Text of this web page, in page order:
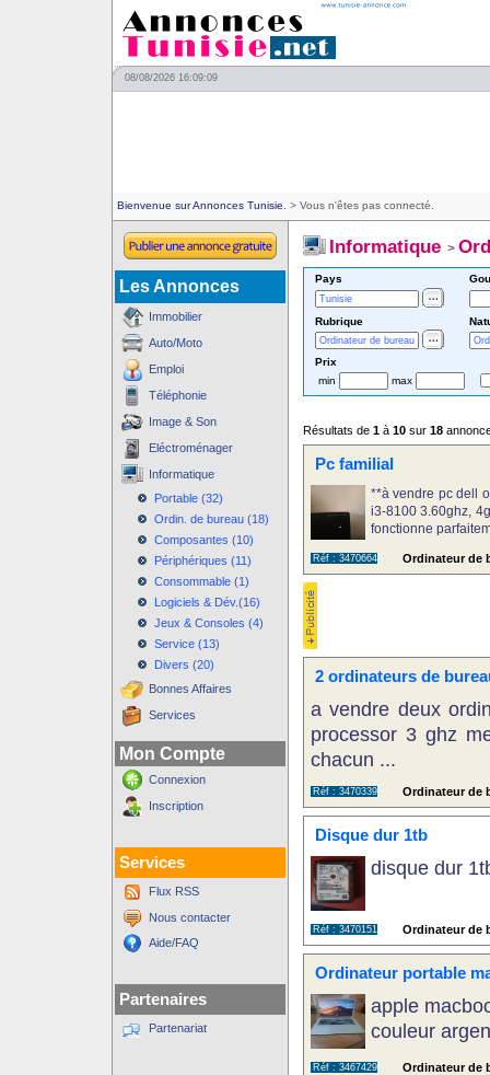
08/08/2026 16:09:09
Bienvenue sur Annonces Tunisie. > Vous n'êtes pas connecté.
Les Annonces
Immobilier
Auto/Moto
Emploi
Téléphonie
Image & Son
Eléctroménager
Informatique
Portable (32)
Ordin. de bureau (18)
Composantes (10)
Périphériques (11)
Consommable (1)
Logiciels & Dév.(16)
Jeux & Consoles (4)
Service (13)
Divers (20)
Bonnes Affaires
Services
Mon Compte
Connexion
Inscription
Services
Flux RSS
Nous contacter
Aide/FAQ
Partenaires
Partenariat
Informatique>
Pays
Rubrique
Prix
min
max
Résultats de 1à 10sur 18
Pc familial
**à vendre pc dell
i3-8100 3.60ghz,
fonctionne
Réf : 3470664 Ordinateur de
2 ordinateurs de
a vendre deux
processor 3 ghz
chacun ...
Réf : 3470339 Ordinateur de
Disque dur 1tb
disque dur
Réf : 3470151 Ordinateur de
Ordinateur portable
apple
couleur
Réf : 3467429 Ordinateur de